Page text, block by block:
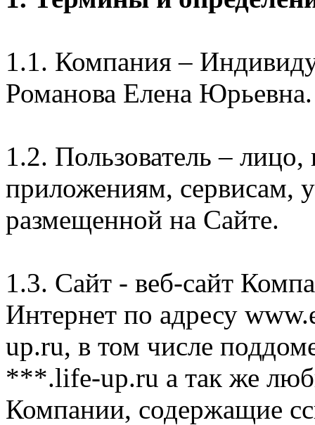
1.1. Компания –
Романова Елена Юрьевна.
1.2. Пользователь –
приложениям, сервисам,
размещенной на Сайте.
1.3. Сайт - веб-сайт
Интернет по адресу
up.ru, в том числе
***.life-up.ru а так же
Компании, содержащие